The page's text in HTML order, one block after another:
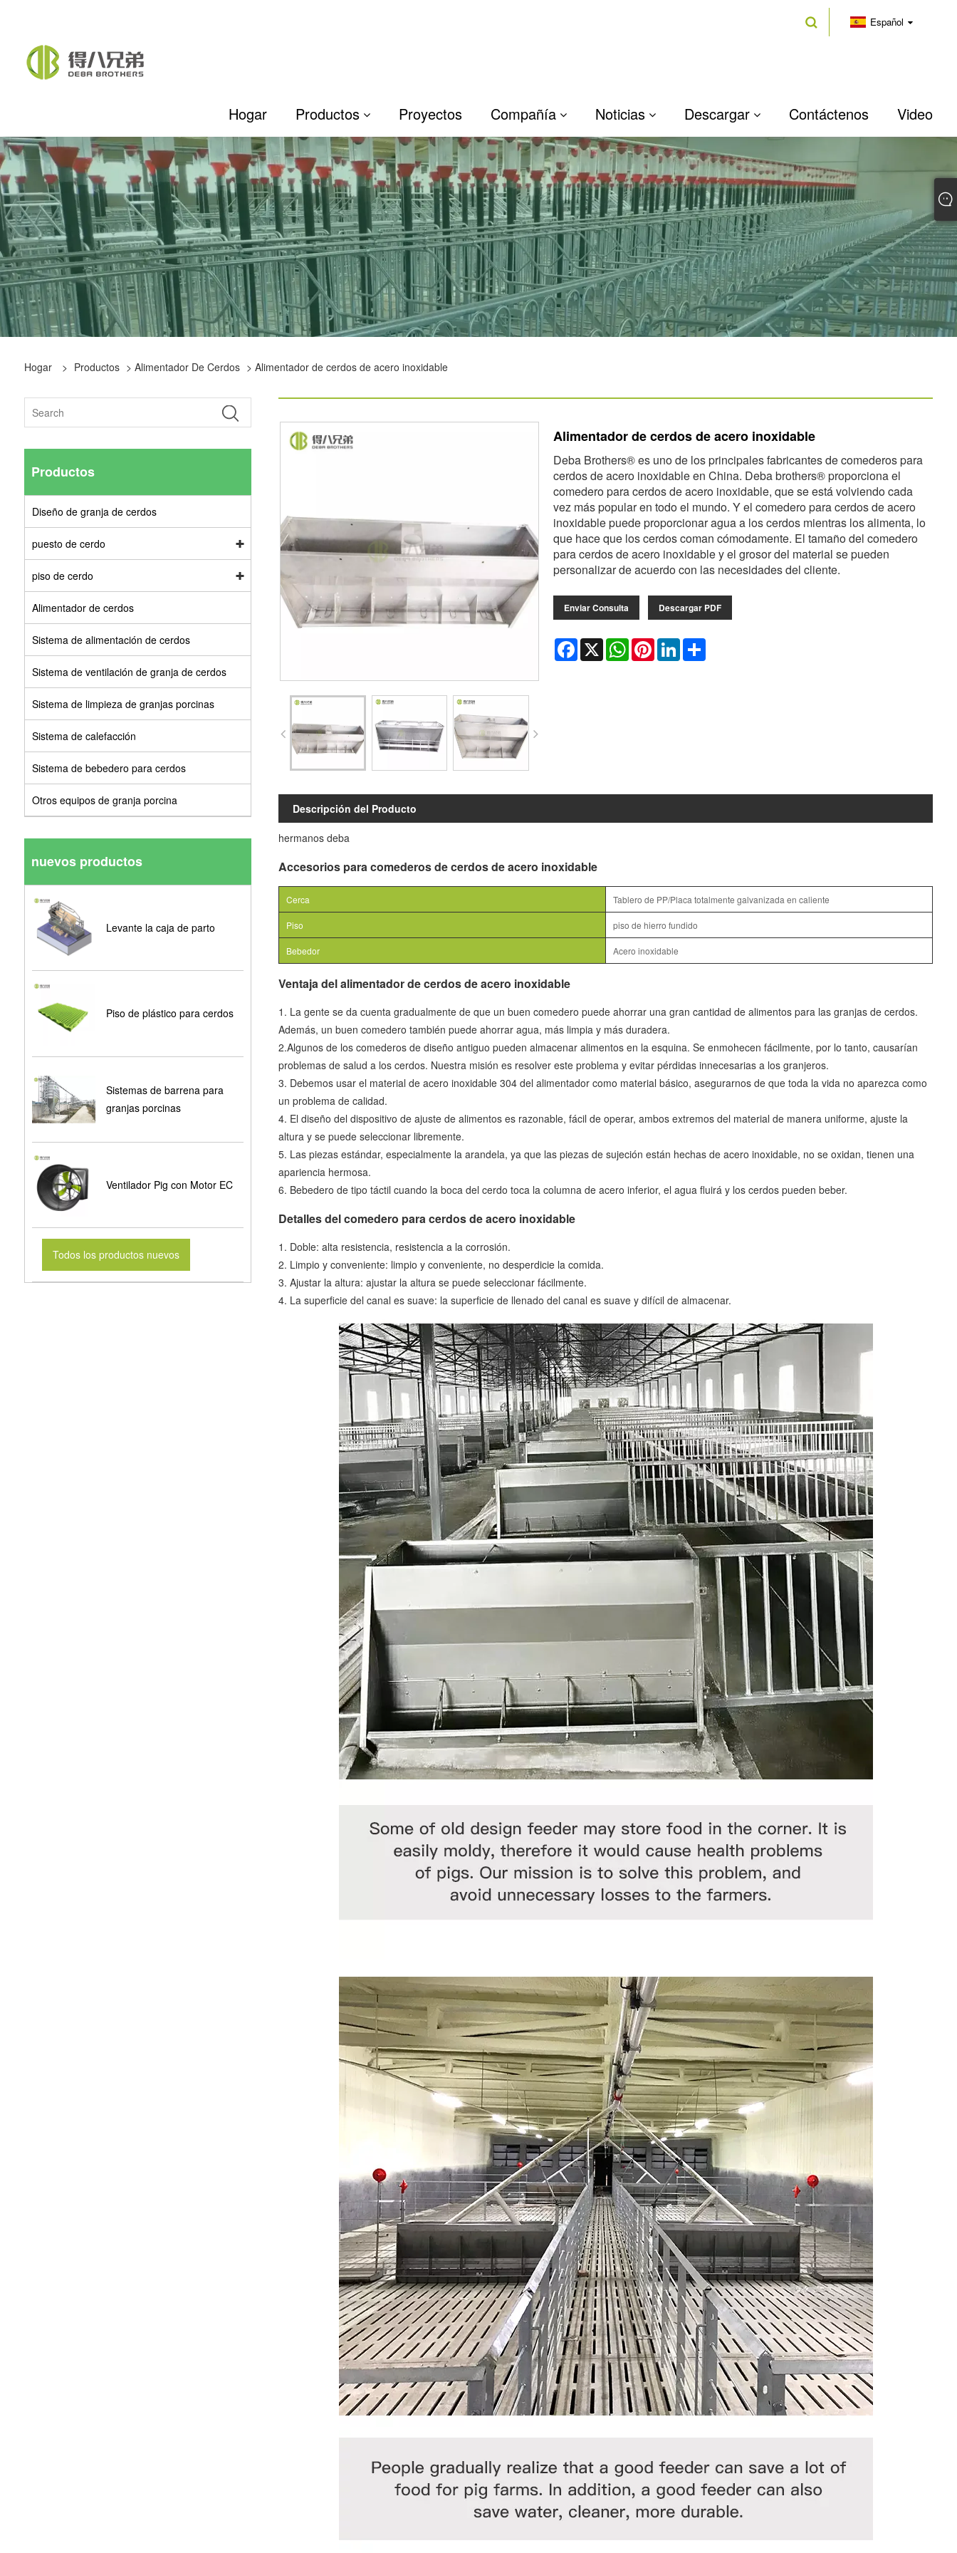
Español
Hogar Productos Proyectos Compañía Noticias Descargar Contáctenos Video
Hogar > Productos > Alimentador De Cerdos > Alimentador de cerdos de acero inoxidable
Productos
Diseño de granja de cerdos
puesto de cerdo
piso de cerdo
Alimentador de cerdos
Sistema de alimentación de cerdos
Sistema de ventilación de granja de cerdos
Sistema de limpieza de granjas porcinas
Sistema de calefacción
Sistema de bebedero para cerdos
Otros equipos de granja porcina
nuevos productos
Levante la caja de parto
Piso de plástico para cerdos
Sistemas de barrena para
granjas porcinas
Ventilador Pig con Motor EC
Todos los productos nuevos
Alimentador de cerdos de acero inoxidable
Deba Brothers® es uno de los principales fabricantes de comederos para
cerdos de acero inoxidable en China. Deba brothers® proporciona el
comedero para cerdos de acero inoxidable, que se está volviendo cada
vez más popular en todo el mundo. Y el comedero para cerdos de acero
inoxidable puede proporcionar agua a los cerdos mientras los alimenta, lo
que hace que los cerdos coman cómodamente. El tamaño del comedero
para cerdos de acero inoxidable y el grosor del material se pueden
personalizar de acuerdo con las necesidades del cliente.
Enviar Consulta Descargar PDF
Facebook
X WhatsAppPinterestLinkedIn
Descripción del Producto
hermanos deba
Accesorios para comederos de cerdos de acero inoxidable
Cerca Tablero de PP/Placa totalmente galvanizada en caliente
Piso piso de hierro fundido
Bebedor Acero inoxidable
Ventaja del alimentador de cerdos de acero inoxidable
1. La gente se da cuenta gradualmente de que un buen comedero puede ahorrar una gran cantidad de alimentos para las granjas de cerdos.
Además, un buen comedero también puede ahorrar agua, más limpia y más duradera.
2.Algunos de los comederos de diseño antiguo pueden almacenar alimentos en la esquina. Se enmohecen fácilmente, por lo tanto, causarían
problemas de salud a los cerdos. Nuestra misión es resolver este problema y evitar pérdidas innecesarias a los granjeros.
3. Debemos usar el material de acero inoxidable 304 del alimentador como material básico, asegurarnos de que toda la vida no aparezca como
un problema de calidad.
4. El diseño del dispositivo de ajuste de alimentos es razonable, fácil de operar, ambos extremos del material de manera uniforme, ajuste la
altura y se puede seleccionar libremente.
5. Las piezas estándar, especialmente la arandela, ya que las piezas de sujeción están hechas de acero inoxidable, no se oxidan, tienen una
apariencia hermosa.
6. Bebedero de tipo táctil cuando la boca del cerdo toca la columna de acero inferior, el agua fluirá y los cerdos pueden beber.
Detalles del comedero para cerdos de acero inoxidable
1. Doble: alta resistencia, resistencia a la corrosión.
2. Limpio y conveniente: limpio y conveniente, no desperdicie la comida.
3. Ajustar la altura: ajustar la altura se puede seleccionar fácilmente.
4. La superficie del canal es suave: la superficie de llenado del canal es suave y difícil de almacenar.